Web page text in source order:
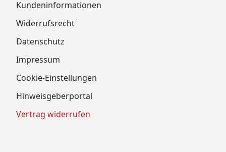
Kundeninformationen
Widerrufsrecht
Datenschutz
Impressum
Cookie-Einstellungen
Hinweisgeberportal
Vertrag widerrufen